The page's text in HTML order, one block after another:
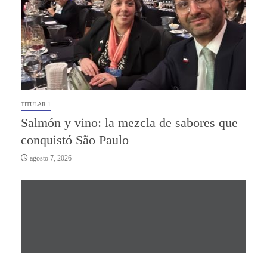
TITULAR 1
Salmón y vino: la mezcla de sabores que
conquistó São Paulo
agosto 7, 2026